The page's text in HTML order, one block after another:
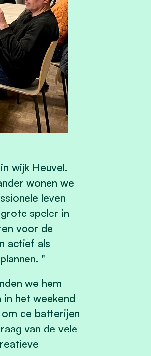
wijk Heuvel.
wonen we
leven
speler in
voor de
actief als
"
we hem
het weekend
de batterijen
van de vele